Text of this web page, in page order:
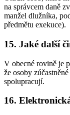
na správcem daně
manžel dlužníka,
předmětu exekuce).
15. Jaké další
V obecné rovině je
že osoby
spolupracují.
16.